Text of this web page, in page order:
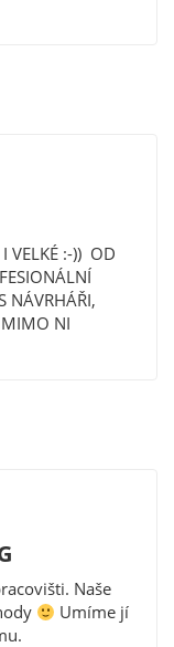
VELKÉ :-)) OD
NÁVRHÁŘI,
NI
Naše
Umíme jí